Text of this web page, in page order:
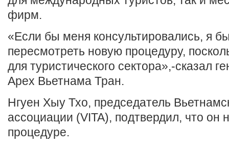
фирм.
«Если бы меня консультировались, я
пересмотреть новую процедуру,
для туристического сектора»,-сказал
Apex Вьетнама Тран.
Нгуен Хыу Тхо, председатель
ассоциации (VITA), подтвердил, что он
процедуре.